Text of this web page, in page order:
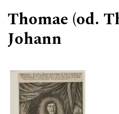
Thomae (od.
Johann